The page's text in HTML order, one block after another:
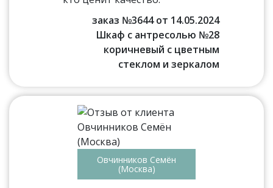
заказ №3644 от 14.05.2024
Шкаф с антресолью №28
коричневый с цветным
стеклом и зеркалом
Овчинников Семён
(Москва)